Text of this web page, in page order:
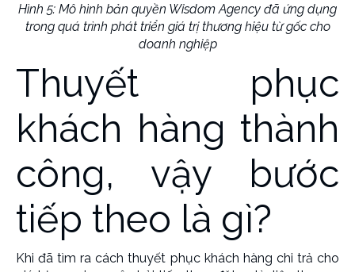
Hình 5: Mô hình bản quyền Wisdom Agency đã ứng dụng
trong quá trình phát triển giá trị thương hiệu từ gốc cho
doanh nghiệp
Thuyết phục
khách hàng thành
công, vậy bước
tiếp theo là gì?
Khi đã tìm ra cách thuyết phục khách hàng chi trả cho